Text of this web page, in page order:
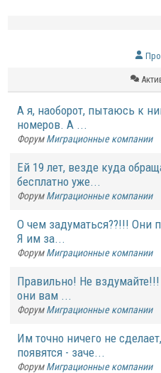
А я, наоборот, пытаюсь к
номеров. А ...
Форум Миграционные компании
Ей 19 лет, везде куда
бесплатно уже...
Форум Миграционные компании
О чем задуматься??!!! Они
Я им за...
Форум Миграционные компании
Правильно! Не вздумайте!!!
они вам ...
Форум Миграционные компании
Им точно ничего не
появятся - заче...
Форум Миграционные компании